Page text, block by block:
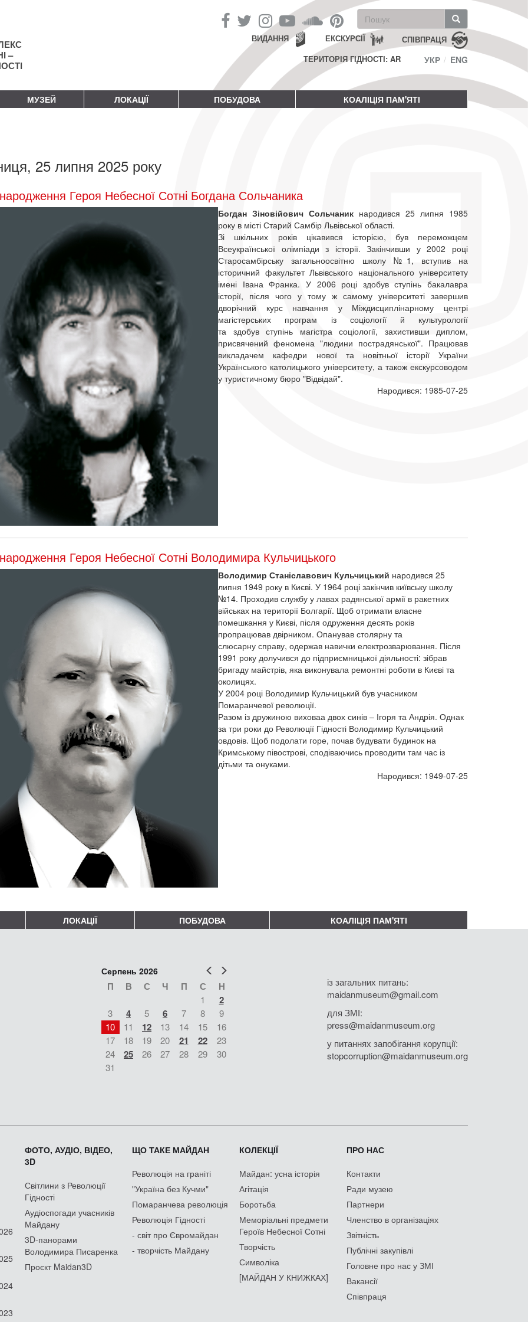
–
Пошукова
форма
Пошук СПІВПРАЦЯ
ЕКСКУРСІЇ
ВИДАННЯ
ТЕРИТОРІЯ ГІДНОСТІ: AR
УКР ENG
МУЗЕЙ ЛОКАЦІЇ ПОБУДОВА КОАЛІЦІЯ ПАМ'ЯТІ
25 липня 2025 року
Героя Небесної Сотні Богдана Сольчаника
Богдан Зіновійович Сольчаник народився 25 липня 1985
року в місті Старий Самбір Львівської області.
Зі шкільних років цікавився історією, був переможцем
Всеукраїнської олімпіади з історії. Закінчивши у 2002 році
Старосамбірську загальноосвітню школу №1, вступив на
історичний факультет Львівського національного університету
імені Івана Франка. У 2006 році здобув ступінь бакалавра
історії, після чого у тому ж самому університеті завершив
дворічний курс навчання у Міждисциплінарному центрі
магістерських програм із соціології й культурології
та здобув ступінь магістра соціології, захистивши диплом,
присвячений феномена "людини пострадянської". Працював
викладачем кафедри нової та новітньої історії України
Українського католицького університету, а також екскурсоводом
у туристичному бюро "Відвідай".
Народився: 1985-07-25
Героя Небесної Сотні Володимира Кульчицького
Володимир Станіславович Кульчицький народився 25
липня 1949 року в Києві. У 1964 році закінчив київську школу
№14. Проходив службу у лавах радянської армії в ракетних
військах на території Болгарії. Щоб отримати власне
помешкання у Києві, після одруження десять років
пропрацював двірником. Опанував столярну та
слюсарну справу, одержав навички електрозварювання. Після
1991 року долучився до підприємницької діяльності: зібрав
бригаду майстрів, яка виконувала ремонтні роботи в Києві та
околицях.
У 2004 році Володимир Кульчицький був учасником
Помаранчевої революції.
Разом із дружиною виховаа двох синів – Ігоря та Андрія. Однак
за три роки до Революції Гідності Володимир Кульчицький
овдовів. Щоб подолати горе, почав будувати будинок на
Кримському півострові, сподіваючись проводити там час із
дітьми та онуками.
Народився: 1949-07-25
ЛОКАЦІЇ ПОБУДОВА КОАЛІЦІЯ ПАМ'ЯТІ
Попер
Серпень 2026
П В С Ч П С Н
1 2
3 4 5 6 7 8
9
10
11 12 13 14 15
16
17
18 19 20 21 22
23
24
25 26 27 28 29
30
31
із загальних питань:
maidanmuseum@gmail.com
для ЗМІ:
press@maidanmuseum.org
у питаннях запобігання корупції:
stopcorruption@maidanmuseum.org
ФОТО, АУДІО, ВІДЕО,
3D
Світлини з Революції
Гідності
Аудіоспогади учасників
Майдану
3D-панорами
Володимира Писаренка
Проєкт Maidan3D
ЩО ТАКЕ МАЙДАН
Революція на граніті
"Україна без Кучми"
Помаранчева революція
Революція Гідності
- світ про Євромайдан
- творчість Майдану
КОЛЕКЦІЇ
Майдан: усна історія
Агітація
Боротьба
Меморіальні предмети
Героїв Небесної Сотні
Творчість
Символіка
[МАЙДАН У КНИЖКАХ]
ПРО НАС
Контакти
Ради музею
Партнери
Членство в організаціях
Звітність
Публічні закупівлі
Головне про нас у ЗМІ
Вакансії
Співпраця